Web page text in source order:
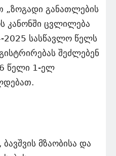
„ზოგადი განათლების
კანონში ცვლილება
2025 სასწავლო წელს
შეძლებენ
6 წელი 1-ელ
მზაობისა და